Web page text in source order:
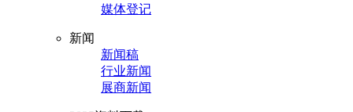
媒体登记
新闻
新闻稿
行业新闻
展商新闻